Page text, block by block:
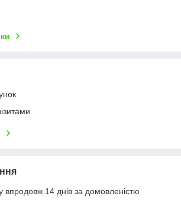
впродовж 14 днів за домовленістю